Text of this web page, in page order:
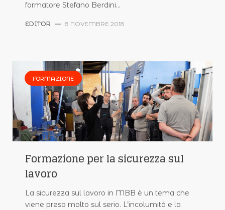
formatore Stefano Berdini…
EDITOR — 8 NOVEMBRE 2018
FORMAZIONE
Formazione per la sicurezza sul
lavoro
La sicurezza sul lavoro in MBB è un tema che
viene preso molto sul serio. L’incolumità e la